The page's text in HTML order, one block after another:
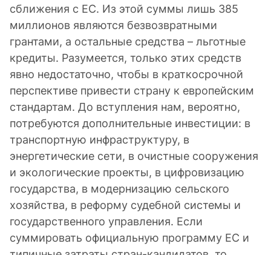
сближения с ЕС. Из этой суммы лишь 385
миллионов являются безвозвратными
грантами, а остальные средства – льготные
кредиты. Разумеется, только этих средств
явно недостаточно, чтобы в краткосрочной
перспективе привести страну к европейским
стандартам. До вступления нам, вероятно,
потребуются дополнительные инвестиции: в
транспортную инфраструктуру, в
энергетические сети, в очистные сооружения
и экологические проекты, в цифровизацию
государства, в модернизацию сельского
хозяйства, в реформу судебной системы и
государственного управления. Если
суммировать официальную программу ЕС и